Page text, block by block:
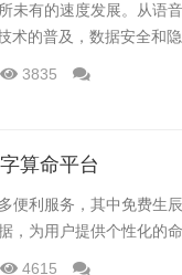
未有的速度发展。从语
术的普及，数据安全和
3835
算命平台
便利服务，其中免费生
，为用户提供个性化的
4615